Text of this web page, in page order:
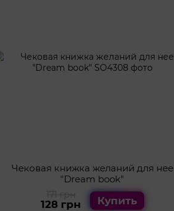
Чековая книжка желаний для нее
"Dream book"
171 грн
128 грн Купить